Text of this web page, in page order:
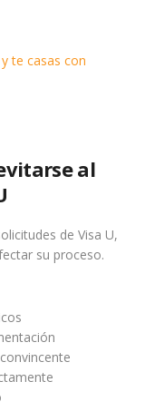
te casas con
al
de Visa U,
su proceso.